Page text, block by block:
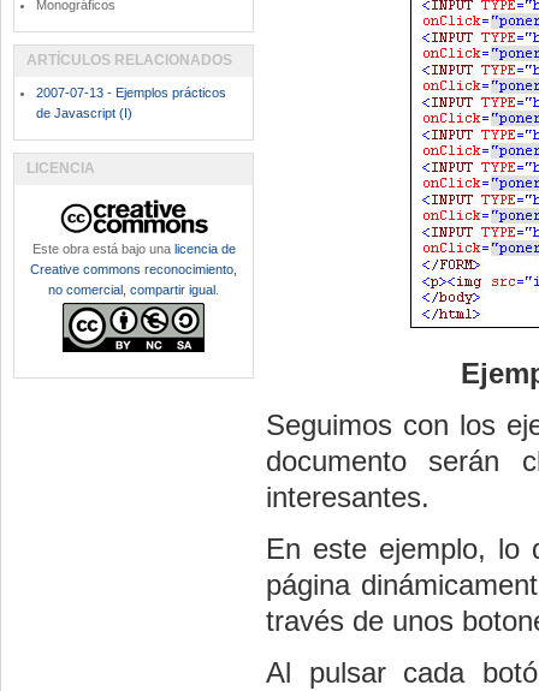
Seguimos con los
documento serán
interesantes.
En este ejemplo, lo
página
través de unos
Al pulsar cada
Monográficos
ARTÍCULOS RELACIONADOS
2007-07-13 - Ejemplos prácticos
de Javascript (I)
LICENCIA
Este obra está bajo una licencia de
Creative commons reconocimiento,
no comercial, compartir igual